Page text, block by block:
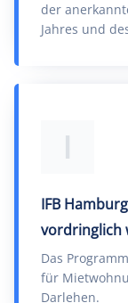
der
Jahres und
I
IFB
vordringlich
Das
für
Darlehen.